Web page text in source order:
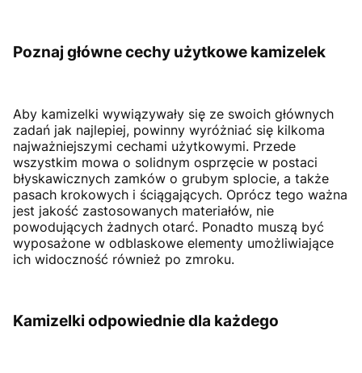
Poznaj główne cechy użytkowe kamizelek
Aby kamizelki wywiązywały się ze swoich głównych
zadań jak najlepiej, powinny wyróżniać się kilkoma
najważniejszymi cechami użytkowymi. Przede
wszystkim mowa o solidnym osprzęcie w postaci
błyskawicznych zamków o grubym splocie, a także
pasach krokowych i ściągających. Oprócz tego ważna
jest jakość zastosowanych materiałów, nie
powodujących żadnych otarć. Ponadto muszą być
wyposażone w odblaskowe elementy umożliwiające
ich widoczność również po zmroku.
Kamizelki odpowiednie dla każdego